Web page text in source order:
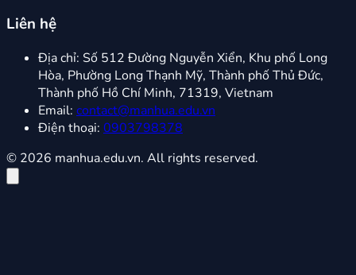
Liên hệ
Địa chỉ: Số 512 Đường Nguyễn Xiển, Khu phố Long
Hòa, Phường Long Thạnh Mỹ, Thành phố Thủ Đức,
Thành phố Hồ Chí Minh, 71319, Vietnam
Email: contact@manhua.edu.vn
Điện thoại: 0903798378
© 2026 manhua.edu.vn. All rights reserved.